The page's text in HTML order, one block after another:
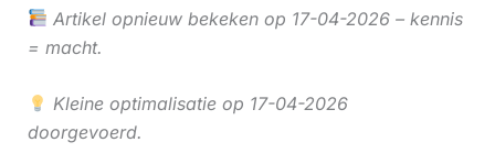
Artikel opnieuw bekeken op 17-04-2026 – kennis
= macht.
Kleine optimalisatie op 17-04-2026
doorgevoerd.